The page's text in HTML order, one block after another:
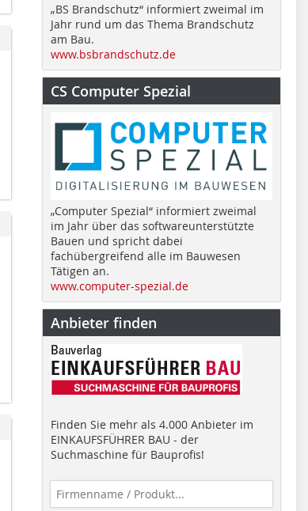
„BS Brandschutz“ informiert zweimal im
Jahr rund um das Thema Brandschutz
am Bau.
www.bsbrandschutz.de
CS Computer Spezial
„Computer Spezial“ informiert zweimal
im Jahr über das softwareunterstützte
Bauen und spricht dabei
fachübergreifend alle im Bauwesen
Tätigen an.
www.computer-spezial.de
Anbieter finden
Finden Sie mehr als 4.000 Anbieter im
EINKAUFSFÜHRER BAU - der
Suchmaschine für Bauprofis!